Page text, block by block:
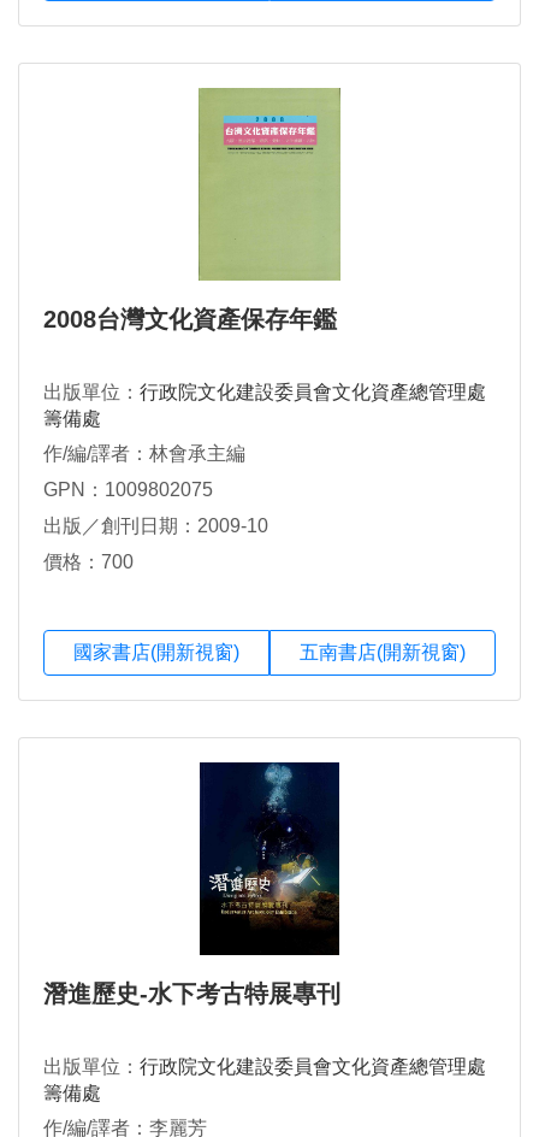
2008台灣文化資產保存年鑑
出版單位： 行政院文化建設委員會文化資產總管理處
籌備處
作/編/譯者：林會承主編
GPN：1009802075
出版／創刊日期：2009-10
價格：700
國家書店(開新視窗) 五南書店(開新視窗)
潛進歷史-水下考古特展專刊
出版單位： 行政院文化建設委員會文化資產總管理處
籌備處
作/編/譯者：李麗芳